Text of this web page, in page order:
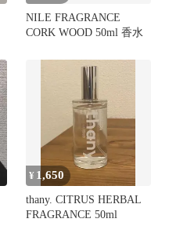
NILE FRAGRANCE
CORK WOOD 50ml 香水
¥ 1,650
thany. CITRUS HERBAL
FRAGRANCE 50ml